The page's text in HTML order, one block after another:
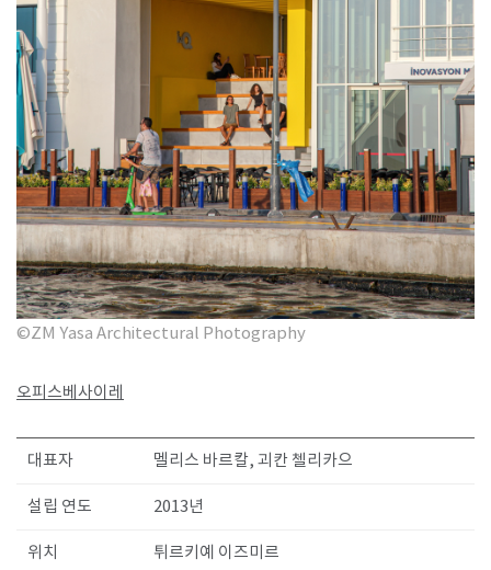
©ZM Yasa Architectural Photography
오피스베사이레
대표자 멜리스 바르칼, 괴칸 첼리카으
설립 연도 2013년
위치 튀르키예 이즈미르